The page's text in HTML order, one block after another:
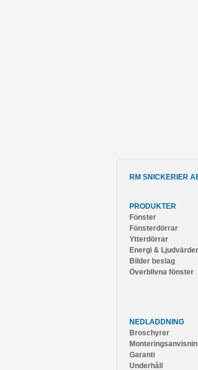
RM SNICKERIER
PRODUKTER
Fönster
Fönsterdörrar
Ytterdörrar
Energi &
Bilder beslag
Överblivna fönster
NEDLADDNING
Broschyrer
Garanti
Underhåll